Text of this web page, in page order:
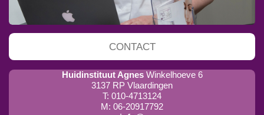
CONTACT
Huidinstituut Agnes Winkelhoeve 6
3137 RP Vlaardingen
T: 010-4713124
M: 06-20917792